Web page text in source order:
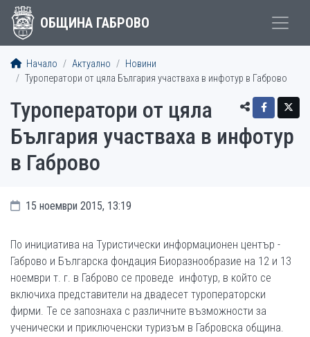
ОБЩИНА ГАБРОВО
Начало Актуално
Новини
Туроператори от цяла България участваха в инфотур в Габрово
Туроператори от цяла
България участваха в инфотур
в Габрово
15 ноември 2015, 13:19
По инициатива на Туристически информационен център -
Габрово и Българска фондация Биоразнообразие на 12 и 13
ноември т. г. в Габрово се проведе инфотур, в който се
включиха представители на двадесет туроператорски
фирми. Те се запознаха с различните възможности за
ученически и приключенски туризъм в Габровска община.